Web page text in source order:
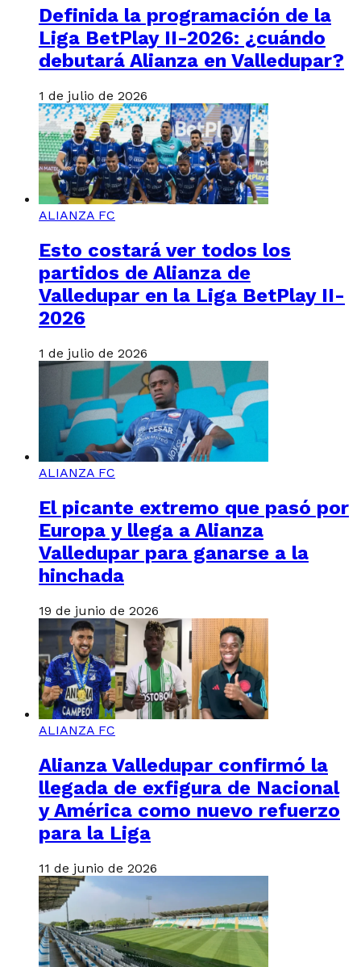
Definida la programación de la
Liga BetPlay II-2026: ¿cuándo
debutará Alianza en Valledupar?
1 de julio de 2026
ALIANZA FC
Esto costará ver todos los
partidos de Alianza de
Valledupar en la Liga BetPlay II-
2026
1 de julio de 2026
ALIANZA FC
El picante extremo que pasó por
Europa y llega a Alianza
Valledupar para ganarse a la
hinchada
19 de junio de 2026
ALIANZA FC
Alianza Valledupar confirmó la
llegada de exfigura de Nacional
y América como nuevo refuerzo
para la Liga
11 de junio de 2026